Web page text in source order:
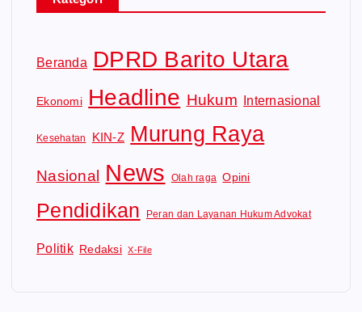
Beranda DPRD Barito Utara
Ekonomi Headline Hukum Internasional
Kesehatan KIN-Z Murung Raya
Nasional News Olah raga Opini
Pendidikan Peran dan Layanan Hukum Advokat
Politik Redaksi X-File